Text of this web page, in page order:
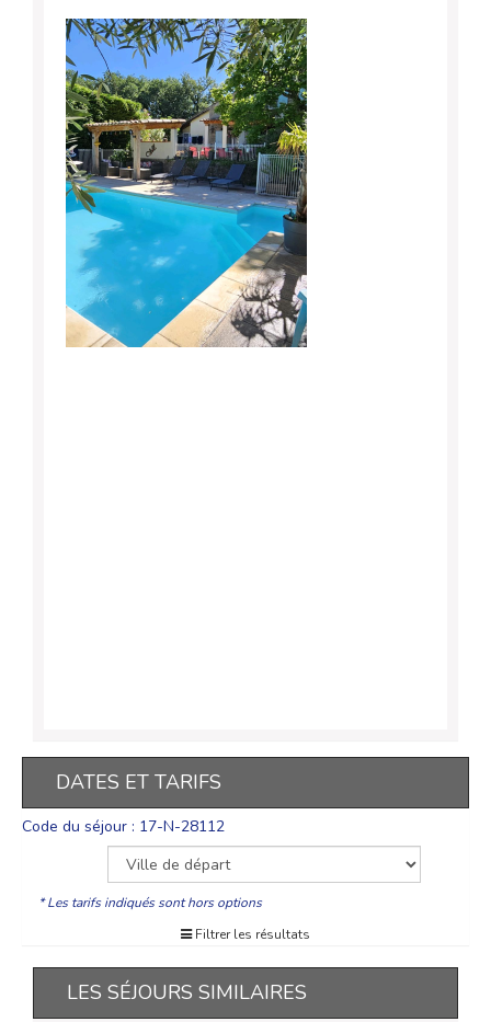
DATES ET TARIFS
Code du séjour : 17-N-28112
* Les tarifs indiqués sont hors options
Filtrer les résultats
LES SÉJOURS SIMILAIRES